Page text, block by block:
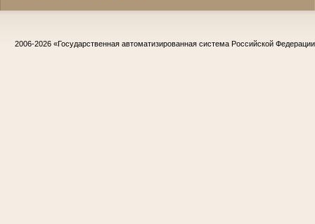
2006-2026 «Государственная автоматизированная система Российской